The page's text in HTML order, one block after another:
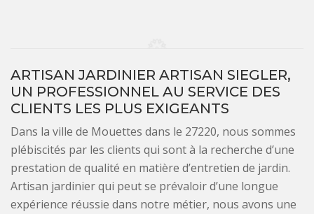
ARTISAN JARDINIER ARTISAN SIEGLER,
UN PROFESSIONNEL AU SERVICE DES
CLIENTS LES PLUS EXIGEANTS
Dans la ville de Mouettes dans le 27220, nous sommes
plébiscités par les clients qui sont à la recherche d’une
prestation de qualité en matière d’entretien de jardin.
Artisan jardinier qui peut se prévaloir d’une longue
expérience réussie dans notre métier, nous avons une